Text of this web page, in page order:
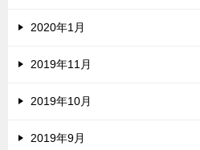
2020年1月
2019年11月
2019年10月
2019年9月